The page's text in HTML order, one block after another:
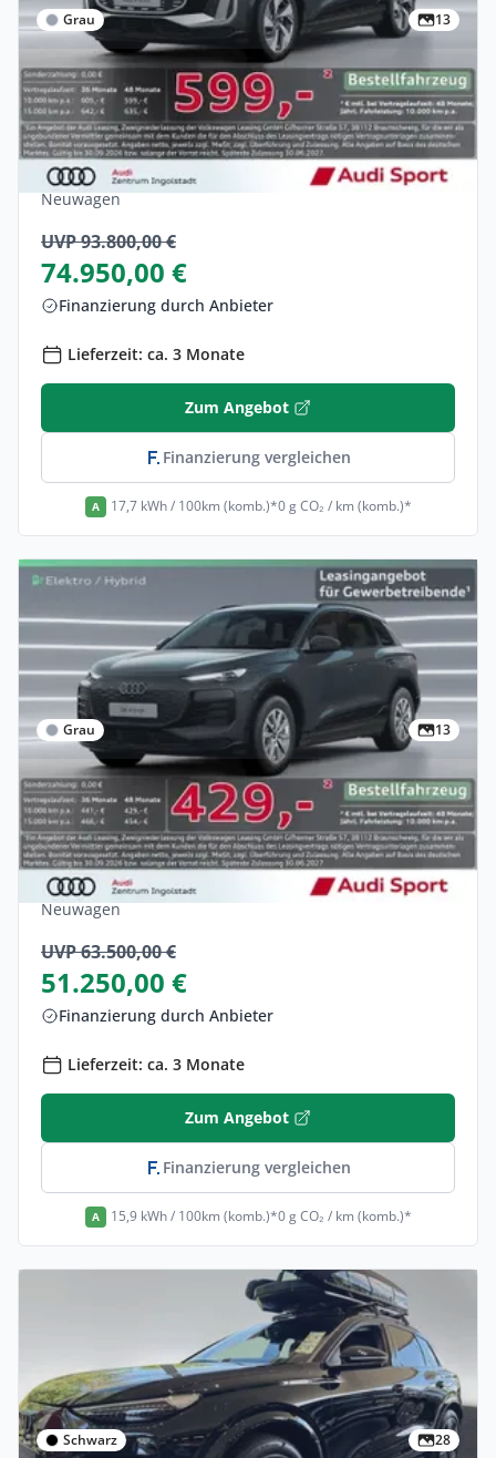
Grau 13
Gewerbe
Audi SQ6 e-tron qu STHZG MATRIX UPE
93.800,-
Elektro • Automatik •489 PS (360 kW)
Neuwagen
UVP 93.800,00 €
74.950,00 €
Finanzierung durch Anbieter
Lieferzeit: ca. 3 Monate
Zum Angebot
Finanzierung vergleichen
A 17,7 kWh / 100km (komb.)*0 g CO₂ / km (komb.)*
Grau 13
Gewerbe
Audi Q6 e-tron LED STHZG ACC NAVI PDC
UPE 63.500,-
Elektro • Automatik •251 PS (185 kW)
Neuwagen
UVP 63.500,00 €
51.250,00 €
Finanzierung durch Anbieter
Lieferzeit: ca. 3 Monate
Zum Angebot
Finanzierung vergleichen
A 15,9 kWh / 100km (komb.)*0 g CO₂ / km (komb.)*
Schwarz 28